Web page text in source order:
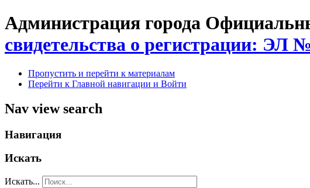
Администрация города
свидетельства о регистрации: ЭЛ
Пропустить и перейти к материалам
Перейти к Главной навигации и Войти
Nav view search
Навигация
Искать
Искать...